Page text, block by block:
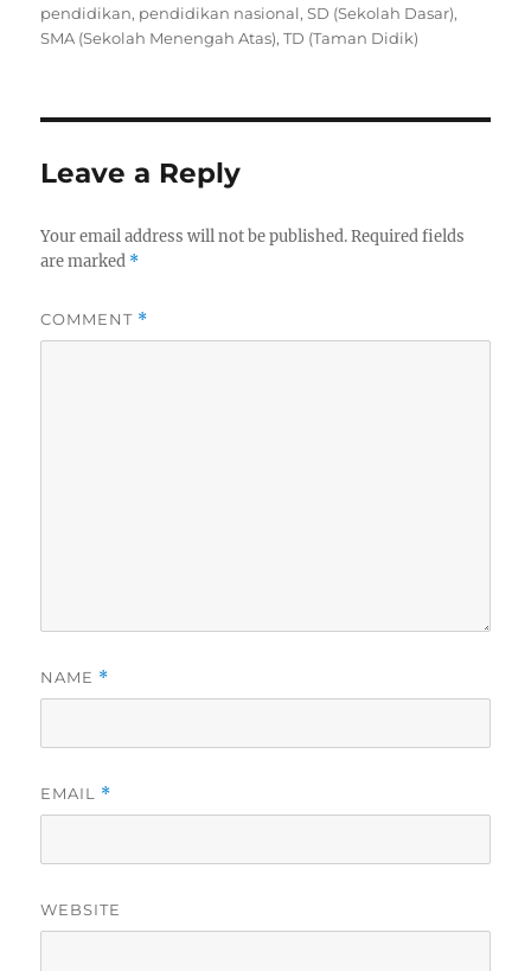
on
pendidikan, pendidikan nasional,SD (Sekolah Dasar),
SMA (Sekolah Menengah Atas),TD (Taman Didik)
Leave a Reply
Your email address will not be published. Required fields
are marked *
COMMENT *
NAME *
EMAIL *
WEBSITE